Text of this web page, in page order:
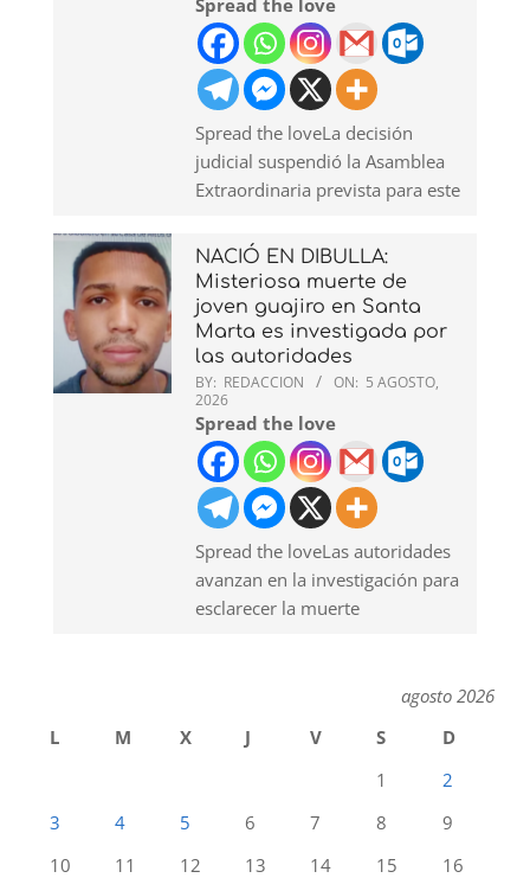
Spread the loveLa decisión
judicial suspendió la Asamblea
Extraordinaria prevista para este
NACIÓ EN DIBULLA:
Misteriosa muerte de
joven guajiro en Santa
Marta es investigada por
las autoridades
BY: REDACCION ON: 5 AGOSTO,
2026
Spread the love
Spread the loveLas autoridades
avanzan en la investigación para
esclarecer la muerte
agosto 2026
L
M X J V S
D
1
2
3
4 5 6 7 8
9
10
11 12 13 14 15
16